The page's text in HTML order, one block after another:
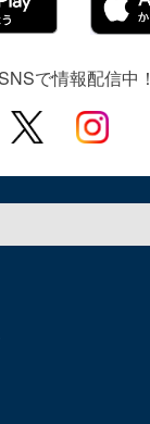
で情報配信中！